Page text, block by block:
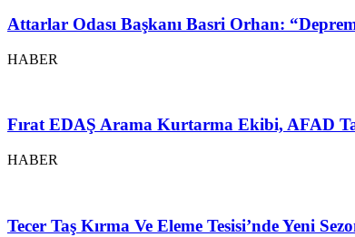
Attarlar Odası Başkanı Basri Orhan:
HABER
Fırat EDAŞ Arama Kurtarma Ekibi, AFAD
HABER
Tecer Taş Kırma Ve Eleme Tesisi’nde Yeni